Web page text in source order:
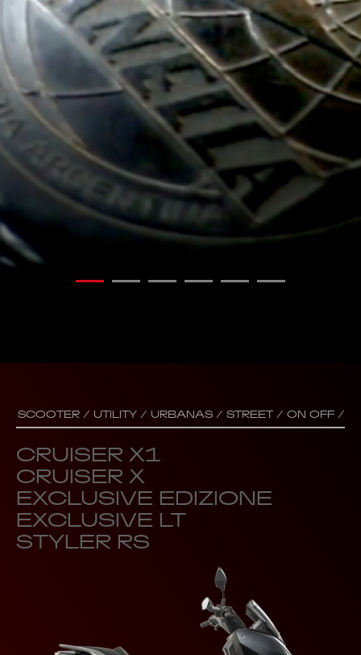
SCOOTER / UTILITY / URBANAS / STREET / ON OFF /
CRUISER X1
CRUISER X
EXCLUSIVE EDIZIONE
EXCLUSIVE LT
STYLER RS